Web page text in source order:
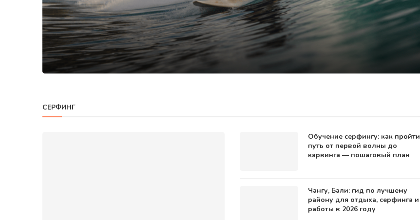
СЕРФИНГ
Обучение серфингу: как пройти
путь от первой волны до
карвинга — пошаговый план
Чангу, Бали: гид по лучшему
району для отдыха, серфинга и
работы в 2026 году